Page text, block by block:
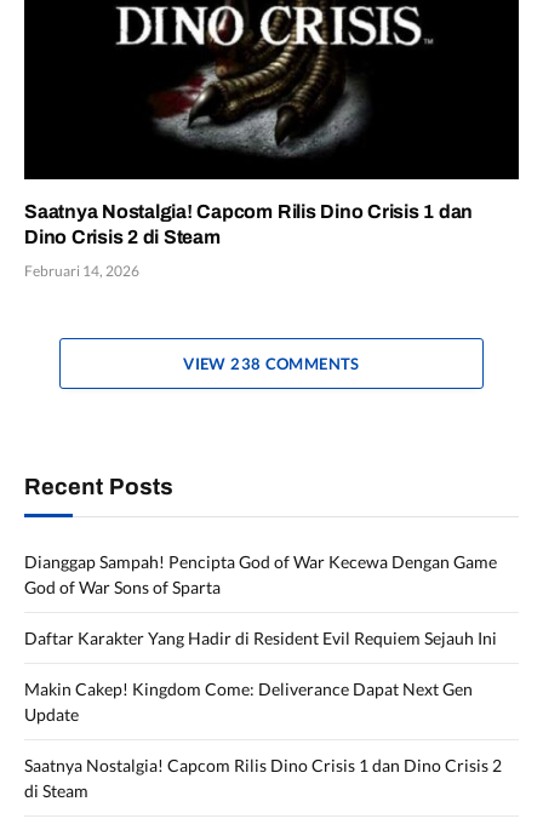
Saatnya Nostalgia! Capcom Rilis Dino Crisis 1 dan
Dino Crisis 2 di Steam
Februari 14, 2026
VIEW 238 COMMENTS
Recent Posts
Dianggap Sampah! Pencipta God of War Kecewa Dengan Game
God of War Sons of Sparta
Daftar Karakter Yang Hadir di Resident Evil Requiem Sejauh Ini
Makin Cakep! Kingdom Come: Deliverance Dapat Next Gen
Update
Saatnya Nostalgia! Capcom Rilis Dino Crisis 1 dan Dino Crisis 2
di Steam